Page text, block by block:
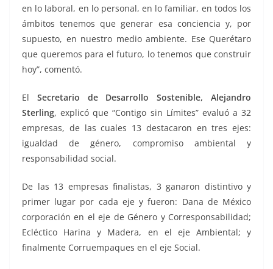
en lo laboral, en lo personal, en lo familiar, en todos los
ámbitos tenemos que generar esa conciencia y, por
supuesto, en nuestro medio ambiente. Ese Querétaro
que queremos para el futuro, lo tenemos que construir
hoy”, comentó.
El Secretario de Desarrollo Sostenible, Alejandro
Sterling, explicó que “Contigo sin Límites” evaluó a 32
empresas, de las cuales 13 destacaron en tres ejes:
igualdad de género, compromiso ambiental y
responsabilidad social.
De las 13 empresas finalistas, 3 ganaron distintivo y
primer lugar por cada eje y fueron: Dana de México
corporación en el eje de Género y Corresponsabilidad;
Ecléctico Harina y Madera, en el eje Ambiental; y
finalmente Corruempaques en el eje Social.